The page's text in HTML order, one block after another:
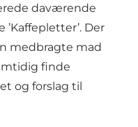
daværende
Der
medbragte mad
finde
og forslag til